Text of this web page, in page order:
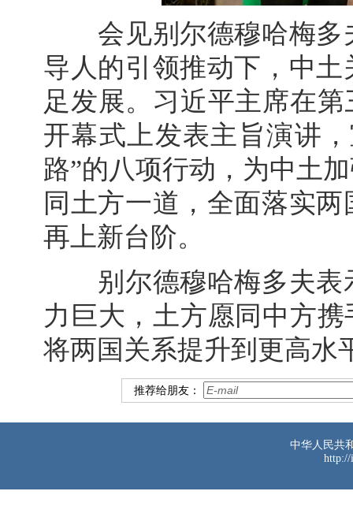
会见别尔德穆哈梅多
导人的引领推动下，中
足发展。习近平主席在
开幕式上发表主旨演讲
路”的八项行动，为中土
同土方一道，全面落实
再上新台阶。
别尔德穆哈梅多夫表
力巨大，土方愿同中方
将两国关系提升到更高水
推荐给朋友：
中华人民共
http://